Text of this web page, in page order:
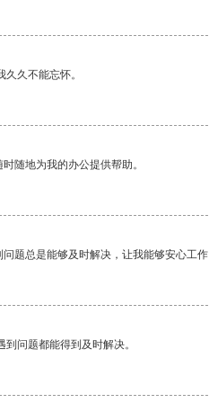
久不能忘怀。
随地为我的办公提供帮助。
题总是能够及时解决，让我能够安心工
问题都能得到及时解决。